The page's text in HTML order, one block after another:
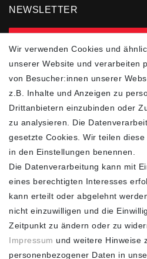
NEWSLETTER
FOLGEN SIE UNS
ZAHLUNGSARTEN
Wir verwenden Cookies und
unserer Website und verarbeiten
von Besucher:innen unserer
z.B. Inhalte und Anzeigen zu
Drittanbietern einzubinden oder
zu analysieren. Die
gesetzte Cookies. Wir teilen
in den Einstellungen benennen.
Die Datenverarbeitung kann mit
eines berechtigten Interesses
kann erteilt oder abgelehnt
nicht einzuwilligen und die
Zeitpunkt zu ändern oder zu
Impressum und weitere Hinweise
personenbezogener Daten in